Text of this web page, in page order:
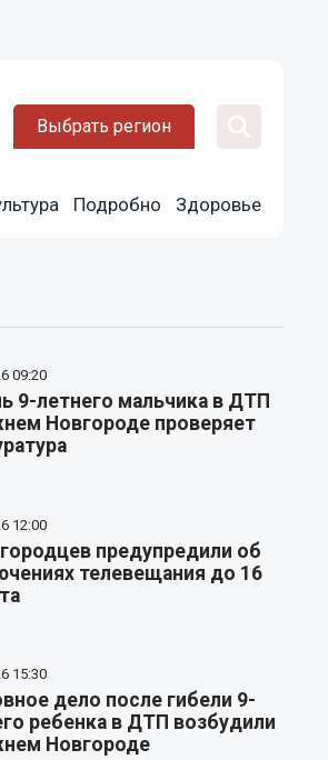
Выбрать регион
Подробно Здоровье
09:20
9-летнего мальчика в ДТП
Новгороде проверяет
12:00
предупредили об
телевещания до 16
15:30
дело после гибели 9-
ребенка в ДТП возбудили
Новгороде